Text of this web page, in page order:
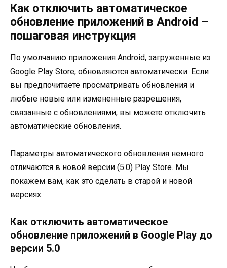
Как отключить автоматическое
обновление приложений в Android –
пошаговая инструкция
По умолчанию приложения Android, загруженные из
Google Play Store, обновляются автоматически. Если
вы предпочитаете просматривать обновления и
любые новые или измененные разрешения,
связанные с обновлениями, вы можете отключить
автоматические обновления.
Параметры автоматического обновления немного
отличаются в новой версии (5.0) Play Store. Мы
покажем вам, как это сделать в старой и новой
версиях.
Как отключить автоматическое
обновление приложений в Google Play до
версии 5.0